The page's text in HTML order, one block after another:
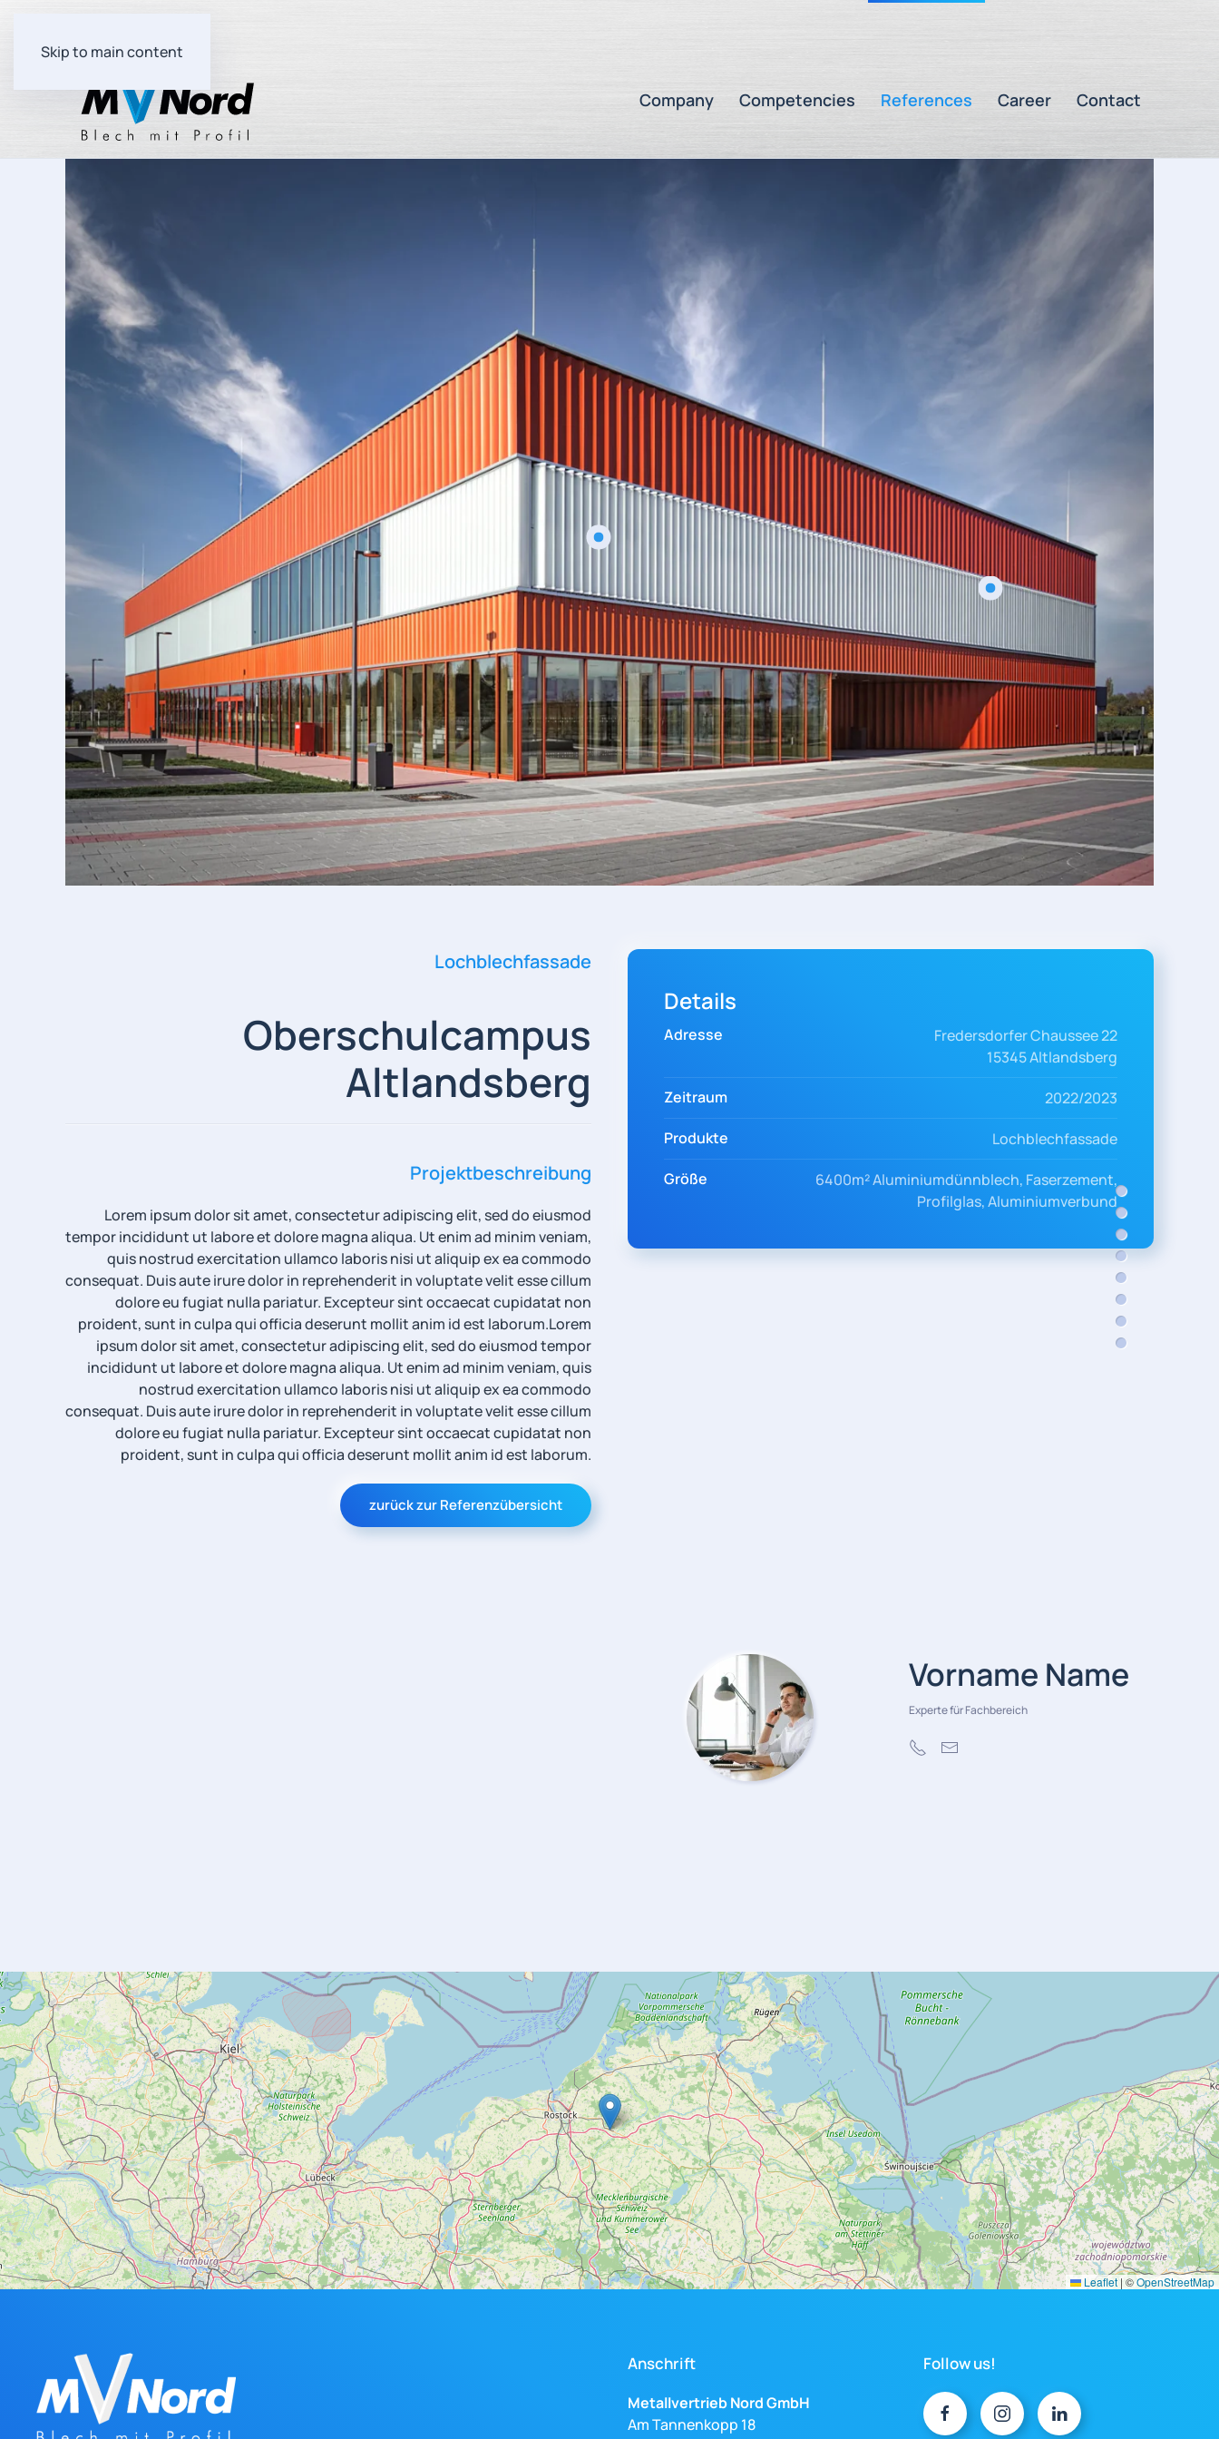
Skip to main content
Company Competencies References Career Contact
Lochblechfassade
Oberschulcampus
Altlandsberg
Projektbeschreibung
Lorem ipsum dolor sit amet, consectetur adipiscing elit, sed do eiusmod
tempor incididunt ut labore et dolore magna aliqua. Ut enim ad minim veniam,
quis nostrud exercitation ullamco laboris nisi ut aliquip ex ea commodo
consequat. Duis aute irure dolor in reprehenderit in voluptate velit esse cillum
dolore eu fugiat nulla pariatur. Excepteur sint occaecat cupidatat non
proident, sunt in culpa qui officia deserunt mollit anim id est laborum.Lorem
ipsum dolor sit amet, consectetur adipiscing elit, sed do eiusmod tempor
incididunt ut labore et dolore magna aliqua. Ut enim ad minim veniam, quis
nostrud exercitation ullamco laboris nisi ut aliquip ex ea commodo
consequat. Duis aute irure dolor in reprehenderit in voluptate velit esse cillum
dolore eu fugiat nulla pariatur. Excepteur sint occaecat cupidatat non
proident, sunt in culpa qui officia deserunt mollit anim id est laborum.
zurück zur Referenzübersicht
Details
Adresse
Fredersdorfer Chaussee 22
15345 Altlandsberg
Zeitraum
2022/2023
Produkte
Lochblechfassade
Größe
6400m² Aluminiumdünnblech, Faserzement,
Profilglas, Aluminiumverbund
Vorname Name
Experte für Fachbereich
Leaflet | ©OpenStreetMap
Anschrift
Metallvertrieb Nord GmbH
Am Tannenkopp 18
Follow us!